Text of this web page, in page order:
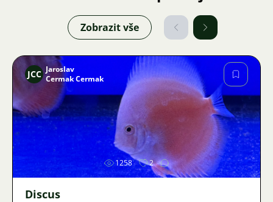
Zobrazit vše
Obrázek
JCC Jaroslav
Cermak Cermak
1258 2
Discus